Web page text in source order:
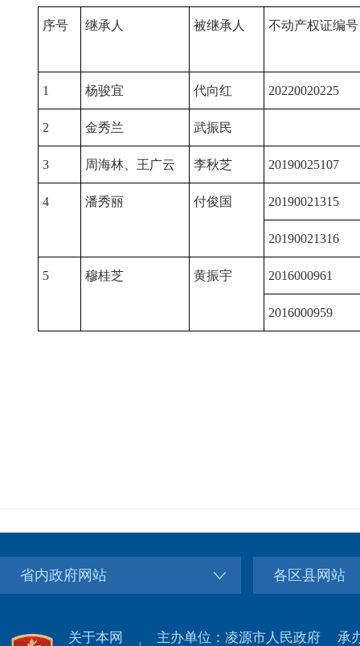
序号 继承人 被继承人 不动产权证编号
1 杨骏宜 代向红 20220020225
2 金秀兰 武振民
3 周海林、王广云 李秋芝 20190025107
4 潘秀丽 付俊国 20190021315
20190021316
5 穆桂芝 黄振宇 2016000961
2016000959
省内政府网站 各区县网站
关于本网
主办单位：凌源市人民政府
承